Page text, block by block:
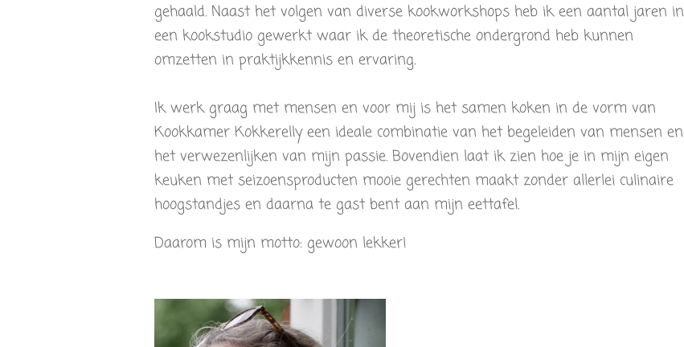
gehaald. Naast het volgen van diverse kookworkshops heb ik een aantal jaren in
een kookstudio gewerkt waar ik de theoretische ondergrond heb kunnen
omzetten in praktijkkennis en ervaring.
Ik werk graag met mensen en voor mij is het samen koken in de vorm van
Kookkamer Kokkerelly een ideale combinatie van het begeleiden van mensen en
het verwezenlijken van mijn passie. Bovendien laat ik zien hoe je in mijn eigen
keuken met seizoensproducten mooie gerechten maakt zonder allerlei culinaire
hoogstandjes en daarna te gast bent aan mijn eettafel.
Daarom is mijn motto: gewoon lekker!